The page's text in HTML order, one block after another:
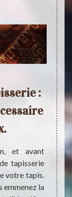
:
et avant
tapisserie
votre tapis.
emmenez la
Si